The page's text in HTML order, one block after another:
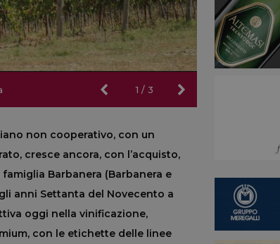
1 / 3
non cooperativo, con un
cresce ancora, con l’acquisto,
Barbanera (Barbanera e
anni Settanta del Novecento a
oggi nella vinificazione,
con le etichette delle linee